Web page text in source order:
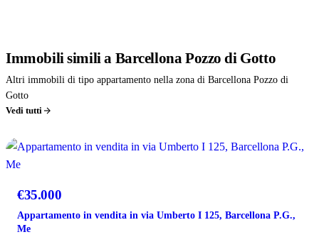
Immobilisimili a Barcellona Pozzo di Gotto
Altri immobili di tipo appartamento nella zona di Barcellona Pozzo di
Gotto
Vedi tutti
VENDITA
€35.000
Appartamento in vendita in via Umberto I 125, Barcellona P.G.,
Me